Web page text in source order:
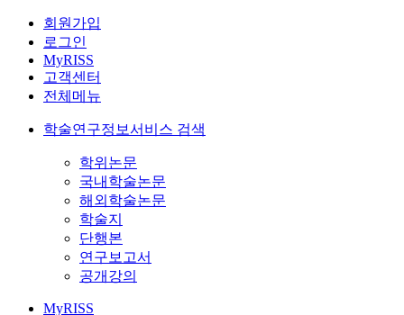
회원가입
로그인
MyRISS
고객센터
전체메뉴
학술연구정보서비스 검색
학위논문
국내학술논문
해외학술논문
학술지
단행본
연구보고서
공개강의
MyRISS